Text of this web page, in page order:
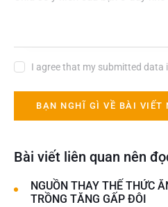
I agree that my submitted data
Bài viết liên quan nên
NGUỒN THAY THẾ THỨC
TRỒNG TĂNG GẤP ĐÔI